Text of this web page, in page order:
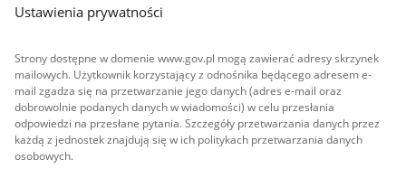
Ustawienia prywatności
Strony dostępne w domenie www.gov.pl mogą zawierać adresy skrzynek
mailowych. Użytkownik korzystający z odnośnika będącego adresem e-
mail zgadza się na przetwarzanie jego danych (adres e-mail oraz
dobrowolnie podanych danych w wiadomości) w celu przesłania
odpowiedzi na przesłane pytania. Szczegóły przetwarzania danych przez
każdą z jednostek znajdują się w ich politykach przetwarzania danych
osobowych.